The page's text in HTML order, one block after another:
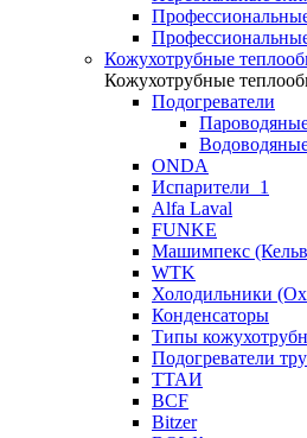
Кожухотрубные
Кожухотрубные
Подогреватели
ONDA
Испарители_1
Alfa Laval
FUNKE
Машимпекс
WTK
Холодильники
Конденсаторы
Типы
Подогреватели
ТТАИ
BCF
Bitzer